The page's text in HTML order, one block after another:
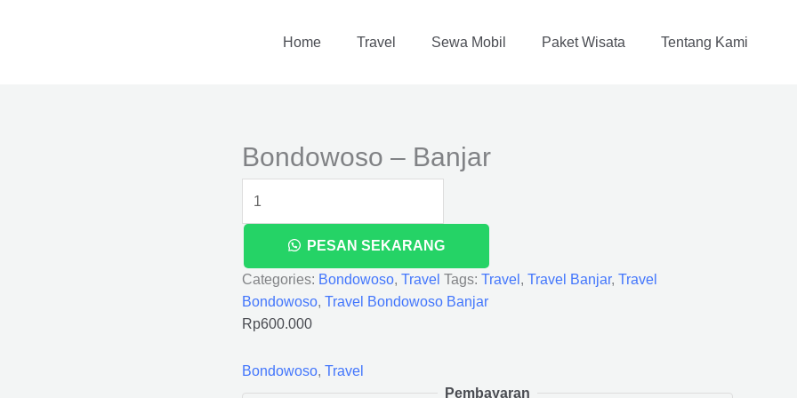
Home Travel Sewa Mobil Paket Wisata Tentang Kami
Bondowoso – Banjar
PESAN SEKARANG
Categories: Bondowoso, Travel Tags: Travel , Travel Banjar, Travel
Bondowoso, Travel Bondowoso Banjar
Rp600.000
Bondowoso, Travel
Pembayaran